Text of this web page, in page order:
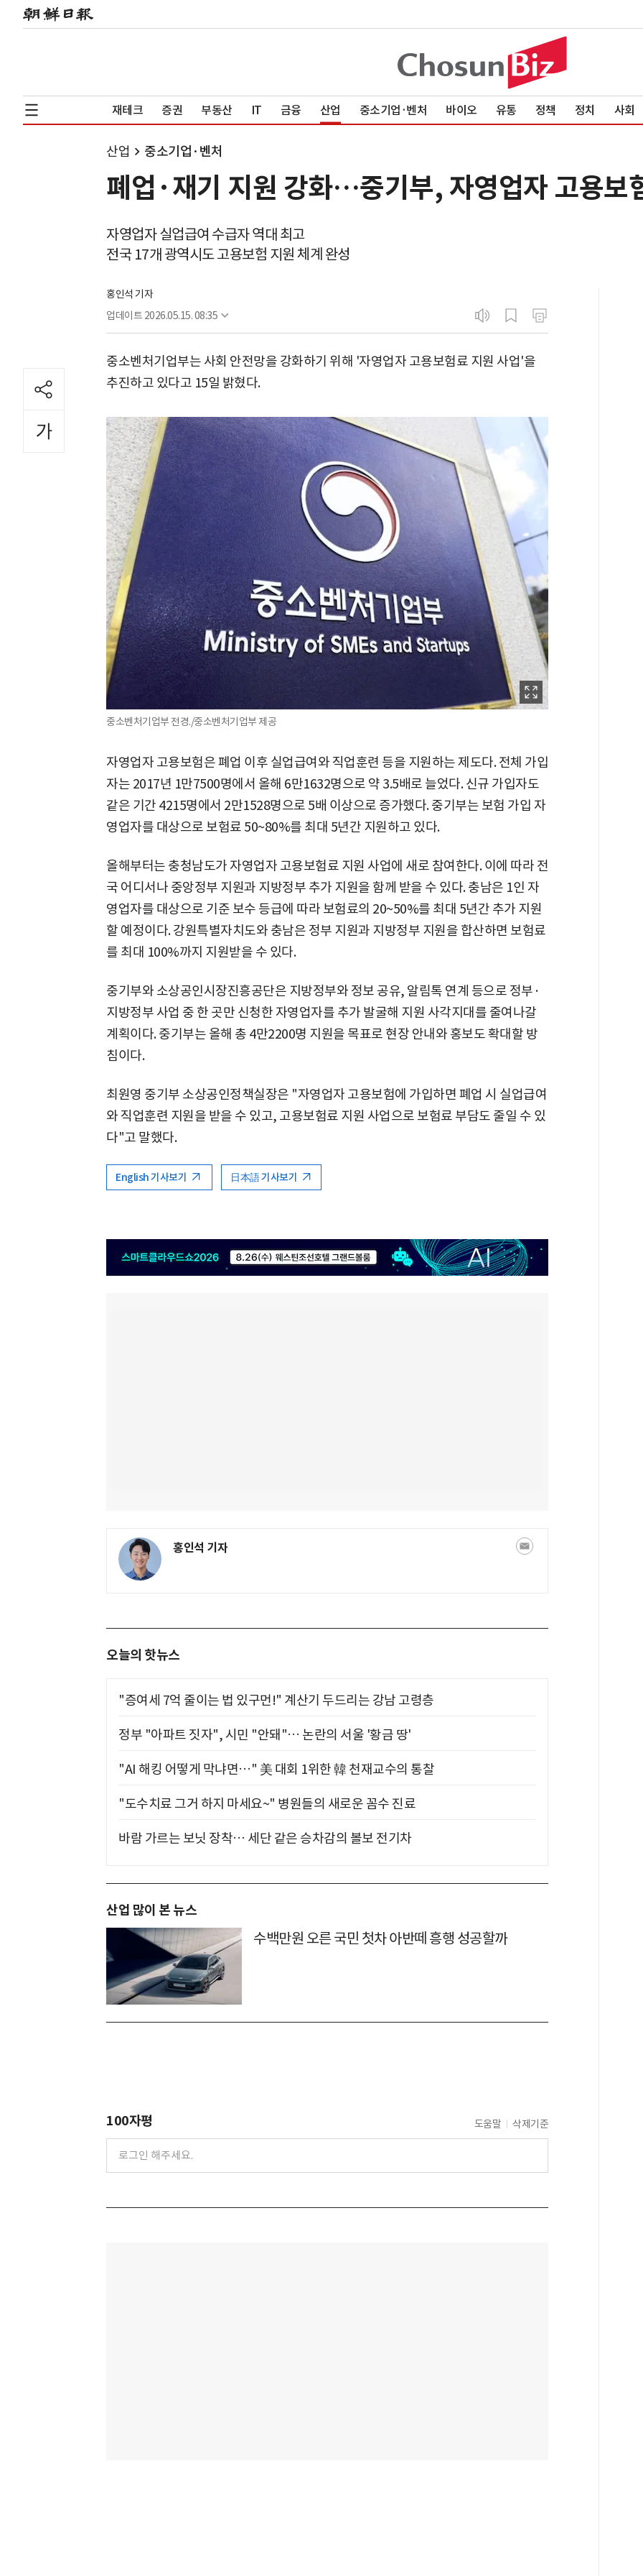
재테크 증권 부동산 IT 금융 산업 중소기업·벤처 바이오 유통 정책 정치 사회
산업 중소기업·벤처
폐업·재기 지원 강화…중기부, 자영업자 고용보
자영업자 실업급여 수급자 역대 최고
전국 17개 광역시도 고용보험 지원 체계 완성
홍인석 기자
업데이트 2026.05.15. 08:35
중소벤처기업부는 사회 안전망을 강화하기 위해 '자영업자 고용보험료 지원 사업'을
추진하고 있다고 15일 밝혔다.
중소벤처기업부 전경./중소벤처기업부 제공
자영업자 고용보험은 폐업 이후 실업급여와 직업훈련 등을 지원하는 제도다. 전체 가입
자는 2017년 1만7500명에서 올해 6만1632명으로 약 3.5배로 늘었다. 신규 가입자도
같은 기간 4215명에서 2만1528명으로 5배 이상으로 증가했다. 중기부는 보험 가입 자
영업자를 대상으로 보험료 50~80%를 최대 5년간 지원하고 있다.
올해부터는 충청남도가 자영업자 고용보험료 지원 사업에 새로 참여한다. 이에 따라 전
국 어디서나 중앙정부 지원과 지방정부 추가 지원을 함께 받을 수 있다. 충남은 1인 자
영업자를 대상으로 기준 보수 등급에 따라 보험료의 20~50%를 최대 5년간 추가 지원
할 예정이다. 강원특별자치도와 충남은 정부 지원과 지방정부 지원을 합산하면 보험료
를 최대 100%까지 지원받을 수 있다.
중기부와 소상공인시장진흥공단은 지방정부와 정보 공유, 알림톡 연계 등으로 정부·
지방정부 사업 중 한 곳만 신청한 자영업자를 추가 발굴해 지원 사각지대를 줄여나갈
계획이다. 중기부는 올해 총 4만2200명 지원을 목표로 현장 안내와 홍보도 확대할 방
침이다.
최원영 중기부 소상공인정책실장은 "자영업자 고용보험에 가입하면 폐업 시 실업급여
와 직업훈련 지원을 받을 수 있고, 고용보험료 지원 사업으로 보험료 부담도 줄일 수 있
다"고 말했다.
English 기사보기 日本語 기사보기
홍인석 기자
오늘의 핫뉴스
"증여세 7억 줄이는 법 있구먼!" 계산기 두드리는 강남 고령층
정부 "아파트 짓자", 시민 "안돼"… 논란의 서울 '황금 땅'
"AI 해킹 어떻게 막냐면…" 美 대회 1위한 韓 천재교수의 통찰
"도수치료 그거 하지 마세요~" 병원들의 새로운 꼼수 진료
바람 가르는 보닛 장착… 세단 같은 승차감의 볼보 전기차
산업 많이 본 뉴스
수백만원 오른 국민 첫차 아반떼 흥행 성공할까
100자평 도움말 삭제기준